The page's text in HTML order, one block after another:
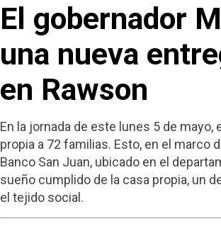
El gobernador
una nueva
en Rawson
En la jornada de este lunes 5 de
propia a 72 familias. Esto, en el marco
Banco San Juan, ubicado en el
sueño cumplido de la casa propia, un
el tejido social.